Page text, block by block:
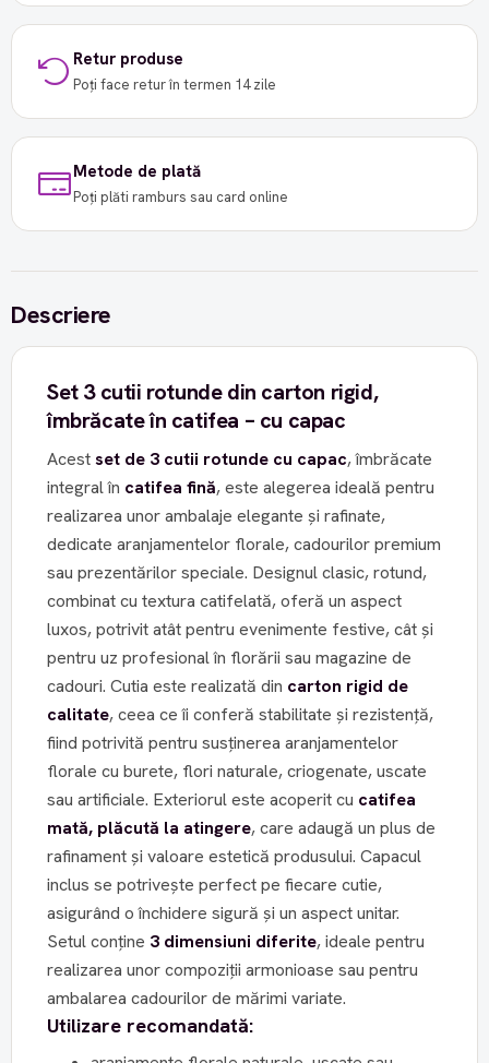
Retur produse
Poți face retur în termen 14 zile
Metode de plată
Poți plăti ramburs sau card online
Descriere
Set 3 cutii rotunde din carton rigid,
îmbrăcate în catifea – cu capac
Acestset de 3 cutii rotunde cu capac, îmbrăcate
integral în catifea fină, este alegerea ideală pentru
realizarea unor ambalaje elegante și rafinate,
dedicate aranjamentelor florale, cadourilor premium
sau prezentărilor speciale. Designul clasic, rotund,
combinat cu textura catifelată, oferă un aspect
luxos, potrivit atât pentru evenimente festive, cât și
pentru uz profesional în florării sau magazine de
cadouri. Cutia este realizată din carton rigid de
calitate, ceea ce îi conferă stabilitate și rezistență,
fiind potrivită pentru susținerea aranjamentelor
florale cu burete, flori naturale, criogenate, uscate
sau artificiale. Exteriorul este acoperit cu catifea
mată, plăcută la atingere, care adaugă un plus de
rafinament și valoare estetică produsului. Capacul
inclus se potrivește perfect pe fiecare cutie,
asigurând o închidere sigură și un aspect unitar.
Setul conține 3 dimensiuni diferite, ideale pentru
realizarea unor compoziții armonioase sau pentru
ambalarea cadourilor de mărimi variate.
Utilizare recomandată: